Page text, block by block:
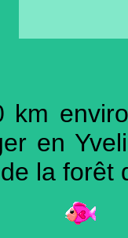
km
en
la forêt